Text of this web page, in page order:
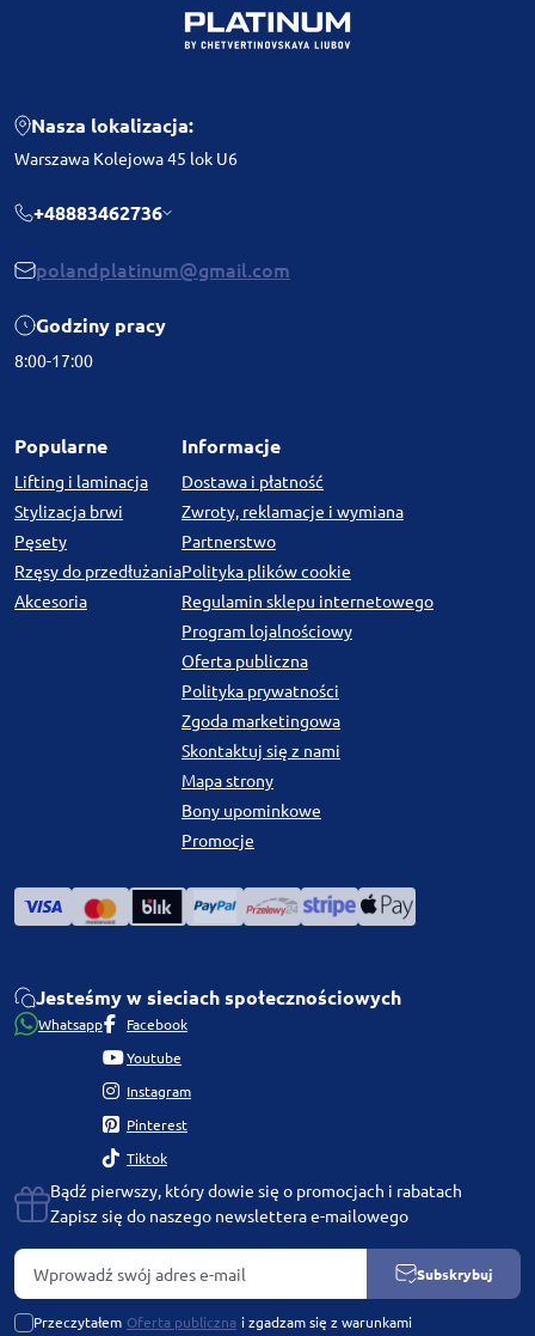
Nasza lokalizacja:
Warszawa Kolejowa 45 lok U6
+48883462736
polandplatinum@gmail.com
Godziny pracy
8:00-17:00
Popularne
Lifting i laminacja
Stylizacja brwi
Pęsety
Rzęsy do przedłużania
Akcesoria
Informacje
Dostawa i płatność
Zwroty, reklamacje i wymiana
Partnerstwo
Polityka plików cookie
Regulamin sklepu internetowego
Program lojalnościowy
Oferta publiczna
Polityka prywatności
Zgoda marketingowa
Skontaktuj się z nami
Mapa strony
Bony upominkowe
Promocje
Jesteśmy w sieciach społecznościowych
Whatsapp Facebook
Youtube
Instagram
Pinterest
Tiktok
Bądź pierwszy, który dowie się o promocjach i rabatach
Zapisz się do naszego newslettera e-mailowego
Subskrybuj
Przeczytałem Oferta publiczna i zgadzam się z warunkami